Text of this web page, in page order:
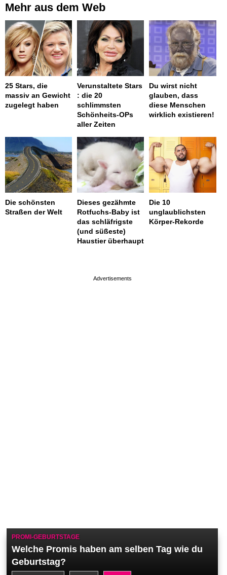
Mehr aus dem Web
25 Stars, die
massiv an Gewicht
zugelegt haben
Verunstaltete Stars
: die 20
schlimmsten
Schönheits-OPs
aller Zeiten
Du wirst nicht
glauben, dass
diese Menschen
wirklich existieren!
Die schönsten
Straßen der Welt
Dieses gezähmte
Rotfuchs-Baby ist
das schläfrigste
(und süßeste)
Haustier überhaupt
Die 10
unglaublichsten
Körper-Rekorde
PROMI-GEBURTSTAGE
Welche Promis haben am selben Tag wie du
Geburtstag?